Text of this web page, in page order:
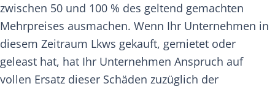
zwischen 50 und 100 % des geltend gemachten
Mehrpreises ausmachen. Wenn Ihr Unternehmen in
diesem Zeitraum Lkws gekauft, gemietet oder
geleast hat, hat Ihr Unternehmen Anspruch auf
vollen Ersatz dieser Schäden zuzüglich der